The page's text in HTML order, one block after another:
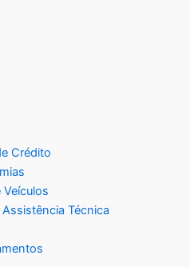
Crédito
Técnica